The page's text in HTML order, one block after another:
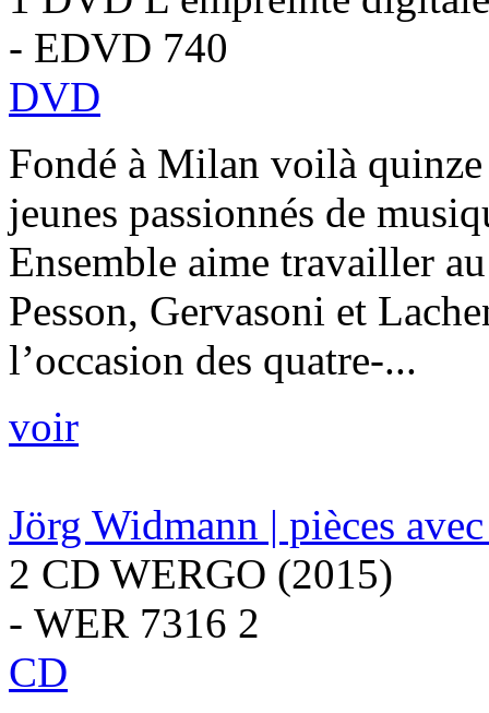
- EDVD 740
DVD
Fondé à Milan voilà
jeunes passionnés de
Ensemble aime travailler
Pesson, Gervasoni et
l’occasion des quatre-...
voir
Jörg Widmann | pièces
2 CD WERGO (2015)
- WER 7316 2
CD